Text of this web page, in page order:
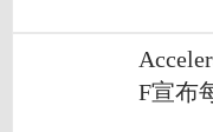
F宣布